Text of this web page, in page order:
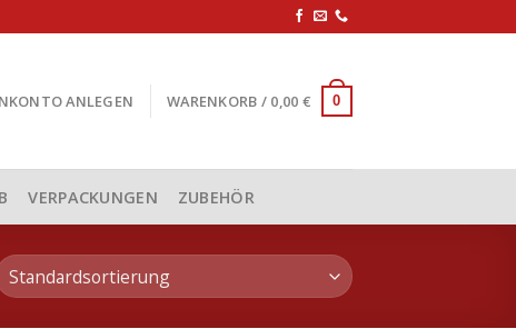
ANLEGEN WARENKORB / 0,00 € 0
VERPACKUNGEN ZUBEHÖR